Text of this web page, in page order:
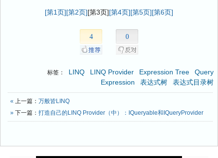
[第1页][第2页][第3页][第4页][第5页][第6页]
4 0
标签： LINQ LINQ Provider Expression Tree
Query
Expression
表达式树 表达式目录树
« 上一篇： 万般皆LINQ
» 下一篇： 打造自己的LINQ Provider（中）：IQueryable和IQueryProvider